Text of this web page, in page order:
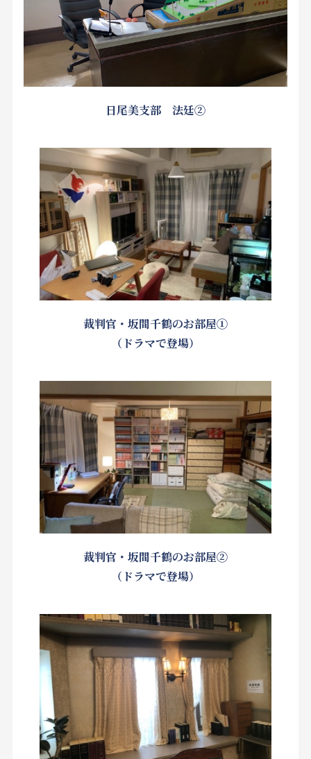
日尾美支部 法廷②
裁判官・坂間千鶴のお部屋①
（ドラマで登場）
裁判官・坂間千鶴のお部屋②
（ドラマで登場）